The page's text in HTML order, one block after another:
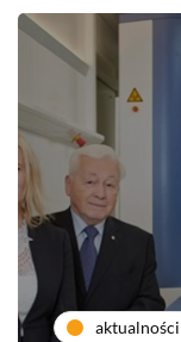
aktualności